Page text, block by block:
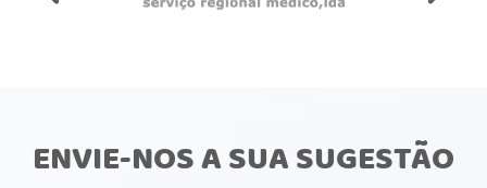
ENVIE-NOS A SUA SUGESTÃO